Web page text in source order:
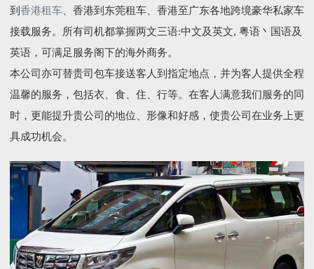
到 香港租车、香港到东莞租车、香港至广东各地跨境豪华私家车
接载服务。所有司机都掌握两文三语:中文及英文, 粤语丶国语及
英语，可满足服务阁下的海外商务。
本公司亦可替贵司包车接送客人到指定地点，并为客人提供全程
温馨的服务，包括衣、食、住、行等。在客人满意我们服务的同
时，更能提升贵公司的地位、形像和好感，使贵公司在业务上更
具成功机会。